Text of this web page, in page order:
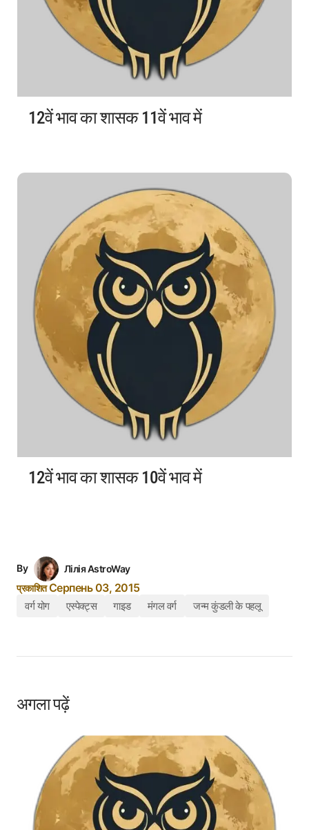
12वें भाव का शासक 11वें भाव में
12वें भाव का शासक 10वें भाव में
By
Лілія AstroWay
प्रकाशितСерпень 03, 2015
वर्ग योग एस्पेक्ट्स गाइड मंगल वर्ग जन्म कुंडली के पहलू
अगला पढ़ें